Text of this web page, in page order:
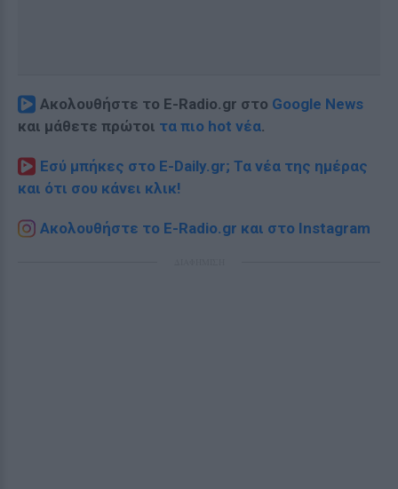
Ακολουθήστε το E-Radio.gr στο Google News
και μάθετε πρώτοι τα πιο hot νέα.
Εσύ μπήκες στο E-Daily.gr; Τα νέα της ημέρας
και ότι σου κάνει κλικ!
Ακολουθήστε το E-Radio.gr και στο Instagram